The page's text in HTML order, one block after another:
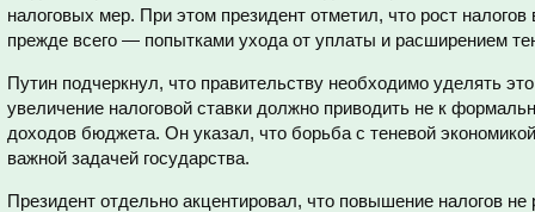
налоговых мер. При этом президент отметил, что рост
прежде всего — попытками ухода от уплаты и расширением
Путин подчеркнул, что правительству необходимо уделять
увеличение налоговой ставки должно приводить не к
доходов бюджета. Он указал, что борьба с теневой
важной задачей государства.
Президент отдельно акцентировал, что повышение налогов не